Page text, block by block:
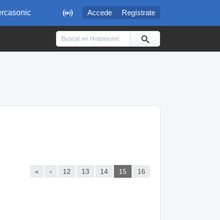
 Accede Regístrate
« ‹ 12 13 14 15 16